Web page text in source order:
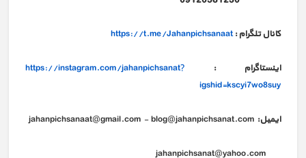
کانال تلگرام :https://t.me/Jahanpichsanaat
اینستاگرام :https://instagram.com/jahanpichsanat?
igshid=kscyi7wo8suy
ایمیل: jahanpichsanaat@gmail.com - blog@jahanpichsanat.com